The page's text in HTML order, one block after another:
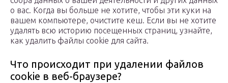
о вас. Когда вы больше не хотите, чтобы эти куки на
вашем компьютере, очистите кеш. Если вы не хотите
удалять всю историю посещенных страниц, узнайте,
как удалить файлы cookie для сайта.
Что происходит при удалении файлов
cookie в веб-браузере?